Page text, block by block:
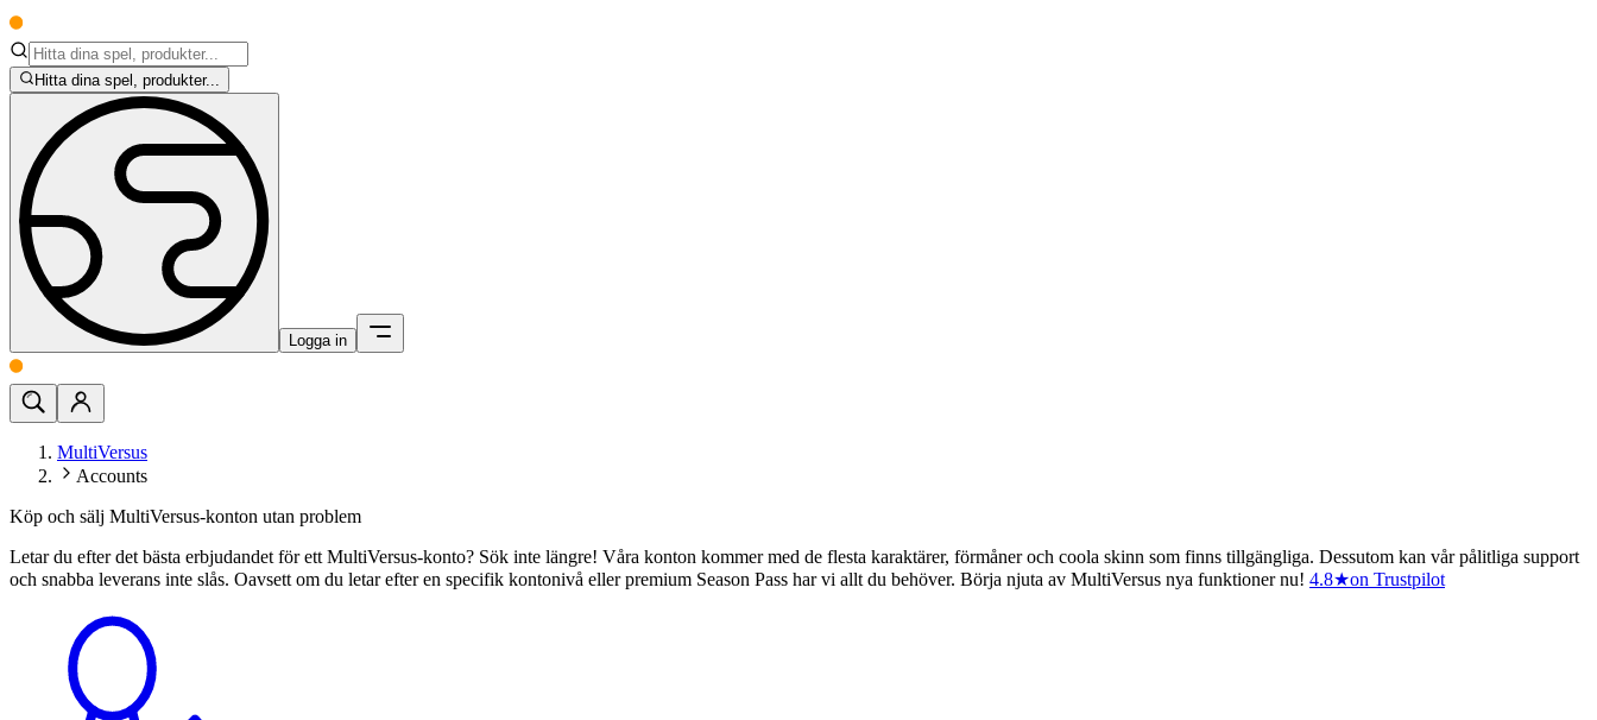
Hitta dina spel, produkter...
Logga in
MultiVersus
Accounts
Köp och sälj MultiVersus-konton utan problem
Letar du efter det bästa erbjudandet för ett MultiVersus-konto? Sök inte längre! Våra konton kommer med de flesta karaktärer, förmåner och coola skinn som finns tillgängliga. Dessutom kan vår pålitliga support
och snabba leverans inte slås. Oavsett om du letar efter en specifik kontonivå eller premium Season Pass har vi allt du behöver. Börja njuta av MultiVersus nya funktioner nu! 4.8★on Trustpilot